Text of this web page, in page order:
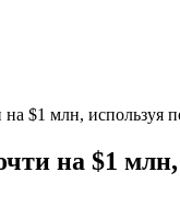
$1 млн, используя
на $1